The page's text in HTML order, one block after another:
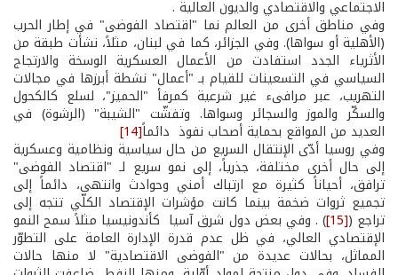
الاجتماعي والاقتصادي والديون العالية .
وفي مناطق أخرى من العالم نما "اقتصاد الفوضى" في إطار الحرب
(الأهلية أو سواها). وفي الجزائر، كما في لبنان، مثلاً، نشأت طبقة من
الأثرياء الجدد استفادت من الأعمال العسكرية الوسخة والارتجاج
السياسي في التسعينات للقيام بـ "أعمال" نشطة أبرزها في مجالات
التهريب، عبر مرافىء غير شرعية كمرفأ "الحميز"، لسلع كالكحول
والسكّر والموز والسجائر وسواها. وتفشّت "الشيبة" (الرشوة) في
العديد من المواقع بحماية أصحاب نفوذ دائماً[14]
وفي روسيا أدّى الإنتقال السريع من حال سياسية ونظامية وعسكرية
إلى حال أخرى مختلفة، جذرياً، إلى نمو سريع لـ "اقتصاد الفوضى"
ترافق، أحياناً كثيرة مع ارتباك أمني وحوادث وانتهى، دائماً إلى
تجميع ثروات ضخمة بينما كانت مؤشرات الإقتصاد الكلّي تتجه إلى
تراجع ([15] ) . وفي بعض دول شرق آسيا كأندونيسيا مثلاً سمح النمو
الإقتصادي العالي، في ظل عدم قدرة الإدارة العامة على التطوّر
المماثل، بحالات عديدة من "الفوضى الاقتصادية" لا منها حالات